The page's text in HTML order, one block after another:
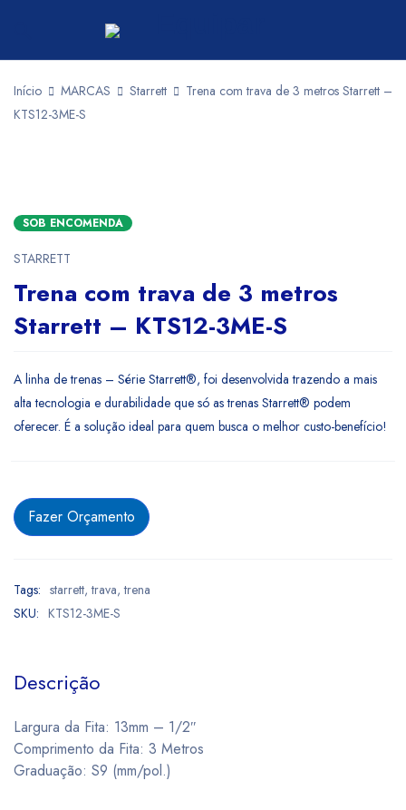
Início MARCAS Starrett
Trena com trava de 3 metros Starrett –
KTS12-3ME-S
SOB ENCOMENDA
STARRETT
Trena com trava de 3 metros
Starrett – KTS12-3ME-S
A linha de trenas – Série Starrett®, foi desenvolvida trazendo a mais
alta tecnologia e durabilidade que só as trenas Starrett® podem
oferecer. É a solução ideal para quem busca o melhor custo-benefício!
Fazer Orçamento
Tags: starrett,trava,trena
SKU: KTS12-3ME-S
Descrição
Largura da Fita: 13mm – 1/2″
Comprimento da Fita: 3 Metros
Graduação: S9 (mm/pol.)